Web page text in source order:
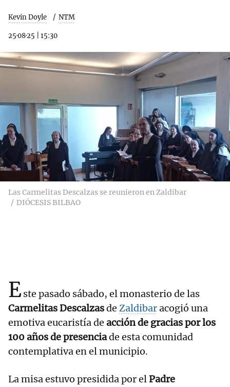
Kevin Doyle NTM
25·08·25 15:30
Las Carmelitas Descalzas se reunieron en Zaldibar
DIÓCESIS BILBAO
Este pasado sábado, el monasterio de las
Carmelitas Descalzasde Zaldibaracogió una
emotiva eucaristía de acción de gracias por los
100 años de presenciade esta comunidad
contemplativa en el municipio.
La misa estuvo presidida por elPadre